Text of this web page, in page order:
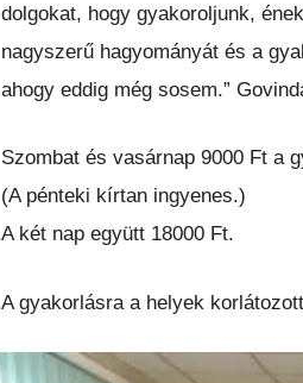
dolgokat, hogy gyakoroljunk,
nagyszerű hagyományát és a
ahogy eddig még sosem.”
Szombat és vasárnap 9000 Ft a
(A pénteki kírtan ingyenes.)
A két nap együtt 18000 Ft.
A gyakorlásra a helyek